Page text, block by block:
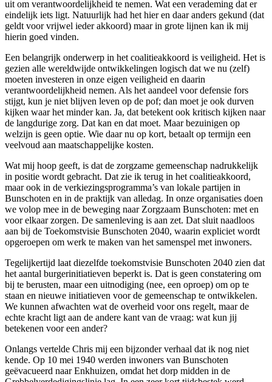
uit om verantwoordelijkheid te nemen. Wat een verademing dat er
eindelijk iets ligt. Natuurlijk had het hier en daar anders gekund (dat
geldt voor vrijwel ieder akkoord) maar in grote lijnen kan ik mij
hierin goed vinden.
Een belangrijk onderwerp in het coalitieakkoord is veiligheid. Het is
gezien alle wereldwijde ontwikkelingen logisch dat we nu (zelf)
moeten investeren in onze eigen veiligheid en daarin
verantwoordelijkheid nemen. Als het aandeel voor defensie fors
stijgt, kun je niet blijven leven op de pof; dan moet je ook durven
kijken waar het minder kan. Ja, dat betekent ook kritisch kijken naar
de langdurige zorg. Dat kan en dat moet. Maar bezuinigen op
welzijn is geen optie. Wie daar nu op kort, betaalt op termijn een
veelvoud aan maatschappelijke kosten.
Wat mij hoop geeft, is dat de zorgzame gemeenschap nadrukkelijk
in positie wordt gebracht. Dat zie ik terug in het coalitieakkoord,
maar ook in de verkiezingsprogramma’s van lokale partijen in
Bunschoten en in de praktijk van alledag. In onze organisaties doen
we volop mee in de beweging naar Zorgzaam Bunschoten: met en
voor elkaar zorgen. De samenleving is aan zet. Dat sluit naadloos
aan bij de Toekomstvisie Bunschoten 2040, waarin expliciet wordt
opgeroepen om werk te maken van het samenspel met inwoners.
Tegelijkertijd laat diezelfde toekomstvisie Bunschoten 2040 zien dat
het aantal burgerinitiatieven beperkt is. Dat is geen constatering om
bij te berusten, maar een uitnodiging (nee, een oproep) om op te
staan en nieuwe initiatieven voor de gemeenschap te ontwikkelen.
We kunnen afwachten wat de overheid voor ons regelt, maar de
echte kracht ligt aan de andere kant van de vraag: wat kun jij
betekenen voor een ander?
Onlangs vertelde Chris mij een bijzonder verhaal dat ik nog niet
kende. Op 10 mei 1940 werden inwoners van Bunschoten
geëvacueerd naar Enkhuizen, omdat het dorp midden in de